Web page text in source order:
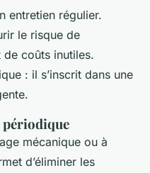
entretien régulier.
le risque de
coûts inutiles.
: il s’inscrit dans une
périodique
mécanique ou à
d’éliminer les